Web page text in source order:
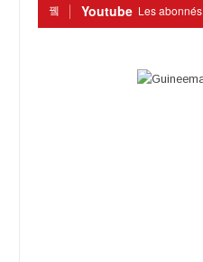
Youtube Les abonnés